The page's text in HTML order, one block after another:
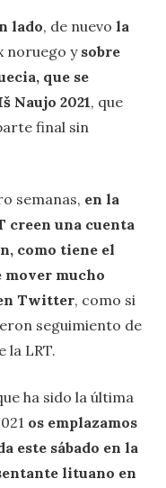
lado, de nuevo la
noruego y sobre
que se
Naujo 2021, que
final sin
semanas, en la
creen una cuenta
como tiene el
mover mucho
Twitter, como si
seguimiento de
la LRT.
ha sido la última
os emplazamos
este sábado en la
lituano en